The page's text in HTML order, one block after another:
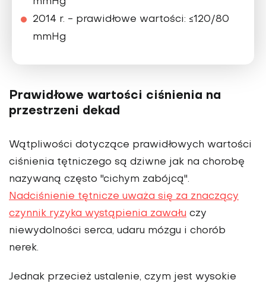
mmHg
2014 r. - prawidłowe wartości: ≤120/80
mmHg
Prawidłowe wartości ciśnienia na
przestrzeni dekad
Wątpliwości dotyczące prawidłowych wartości
ciśnienia tętniczego są dziwne jak na chorobę
nazywaną często "cichym zabójcą".
Nadciśnienie tętnicze uważa się za znaczący
czynnik ryzyka wystąpienia zawału czy
niewydolności serca, udaru mózgu i chorób
nerek.
Jednak przecież ustalenie, czym jest wysokie